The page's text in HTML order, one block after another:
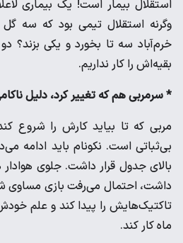
استقلال بیمار است! یک بیماری
وگرنه استقلال تیمی بود که سه
بقیه‌اش را کار نداریم.
* سرمربی هم که تغییر کرد، دلیل
بی‌ثباتی است. نکونام باید ادامه
داشت، احتمال می‌رفت بازی مساوی
تاکتیک‌هایش را پیدا کند و علم خودش
ماه کار کند.